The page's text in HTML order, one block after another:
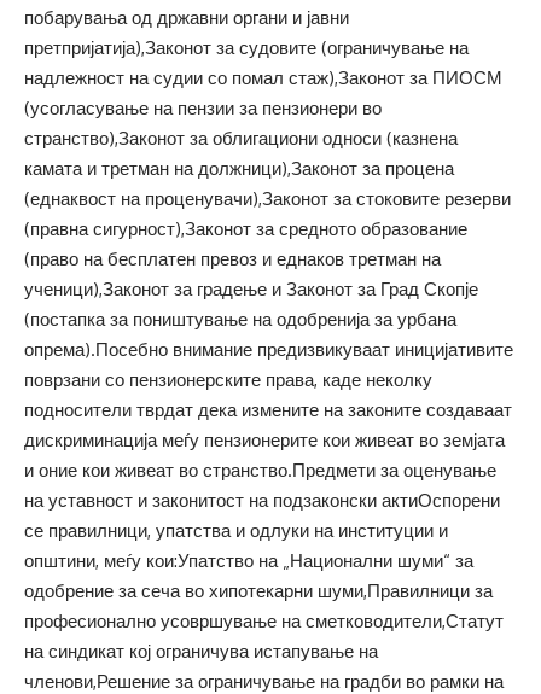
побарувања од државни органи и јавни
претпријатија),Законот за судовите (ограничување на
надлежност на судии со помал стаж),Законот за ПИОСМ
(усогласување на пензии за пензионери во
странство),Законот за облигациони односи (казнена
камата и третман на должници),Законот за процена
(еднаквост на проценувачи),Законот за стоковите резерви
(правна сигурност),Законот за средното образование
(право на бесплатен превоз и еднаков третман на
ученици),Законот за градење и Законот за Град Скопје
(постапка за поништување на одобренија за урбана
опрема).Посебно внимание предизвикуваат иницијативите
поврзани со пензионерските права, каде неколку
подносители тврдат дека измените на законите создаваат
дискриминација меѓу пензионерите кои живеат во земјата
и оние кои живеат во странство.Предмети за оценување
на уставност и законитост на подзаконски актиОспорени
се правилници, упатства и одлуки на институции и
општини, меѓу кои:Упатство на „Национални шуми“ за
одобрение за сеча во хипотекарни шуми,Правилници за
професионално усовршување на сметководители,Статут
на синдикат кој ограничува истапување на
членови,Решение за ограничување на градби во рамки на